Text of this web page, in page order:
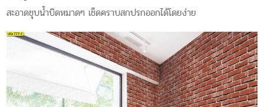
สะอาดชุบน้ำบิดหมาดๆ เช็ดคราบสกปรกออกได้โดยง่าย